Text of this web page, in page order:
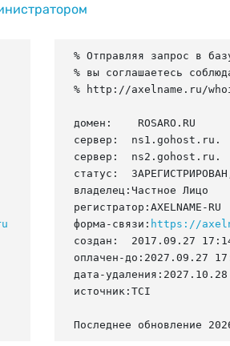
% Отправляя запрос в
% вы соглашаетесь
% http://axelname.ru/
домен:    ROSARO.RU
сервер:  ns1.gohost.ru.
сервер:  ns2.gohost.ru.
статус:
владелец:Частное Лицо
регистратор:AXELNAME-RU
форма-связи: https://
создан:  2017.09.27
оплачен-до:2027.09.27
дата-удаления:2027.10.28
источник:TCI
Последнее обновление